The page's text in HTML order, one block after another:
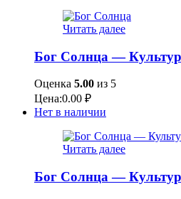
Читать далее
Бог Солнца —
Оценка 5.00 из 5
Цена:0.00 ₽
Нет в наличии
Читать далее
Бог Солнца —